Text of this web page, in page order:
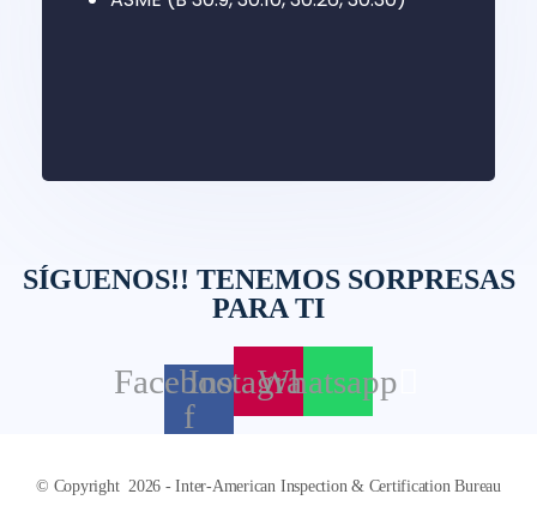
SÍGUENOS!! TENEMOS SORPRESAS
PARA TI
Facebook-
f
InstagramWhatsapp
© Copyright 2026 - Inter-American Inspection & Certification Bureau